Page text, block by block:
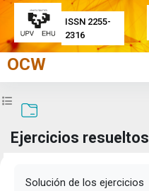
ISSN 2255-
2316
Joan eduki nagusira zuzenean
OCW
Zabaldu ikastaroaren aurkibidea
Ejercicios resueltos
Solución de los ejercicios